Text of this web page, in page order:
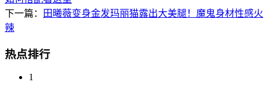
下一篇：
田曦薇变身金发玛丽猫露出大美腿！魔鬼身材性感火
辣
热点排行
1